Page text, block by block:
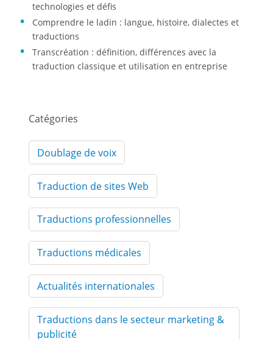
technologies et défis
Comprendre le ladin : langue, histoire, dialectes et
traductions
Transcréation : définition, différences avec la
traduction classique et utilisation en entreprise
Catégories
Doublage de voix
Traduction de sites Web
Traductions professionnelles
Traductions médicales
Actualités internationales
Traductions dans le secteur marketing &
publicité